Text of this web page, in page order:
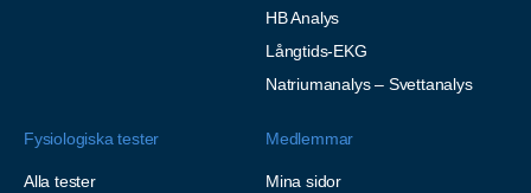
HB Analys
Långtids-EKG
Natriumanalys – Svettanalys
Fysiologiska tester
Alla tester
Medlemmar
Mina sidor